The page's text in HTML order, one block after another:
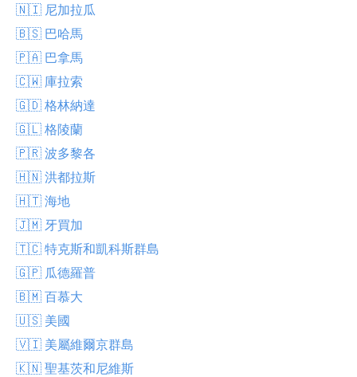
🇳🇮 尼加拉瓜
🇧🇸 巴哈馬
🇵🇦 巴拿馬
🇨🇼 庫拉索
🇬🇩 格林納達
🇬🇱 格陵蘭
🇵🇷 波多黎各
🇭🇳 洪都拉斯
🇭🇹 海地
🇯🇲 牙買加
🇹🇨 特克斯和凱科斯群島
🇬🇵 瓜德羅普
🇧🇲 百慕大
🇺🇸 美國
🇻🇮 美屬維爾京群島
🇰🇳 聖基茨和尼維斯